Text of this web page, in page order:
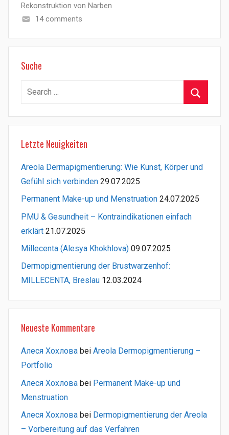
Rekonstruktion von Narben
14 comments
Suche
Search
Letzte Neuigkeiten
Areola Dermapigmentierung: Wie Kunst, Körper und
Gefühl sich verbinden 29.07.2025
Permanent Make-up und Menstruation 24.07.2025
PMU & Gesundheit – Kontraindikationen einfach
erklärt 21.07.2025
Millecenta (Alesya Khokhlova) 09.07.2025
Dermopigmentierung der Brustwarzenhof:
MILLECENTA, Breslau 12.03.2024
Neueste Kommentare
Алеся Хохлова bei Areola Dermopigmentierung –
Portfolio
Алеся Хохлова bei Permanent Make-up und
Menstruation
Алеся Хохлова bei Dermopigmentierung der Areola
– Vorbereitung auf das Verfahren